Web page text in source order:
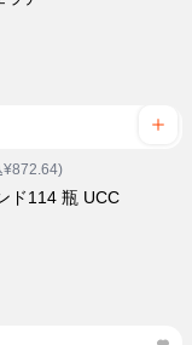
¥872.64)
ド114 瓶 UCC